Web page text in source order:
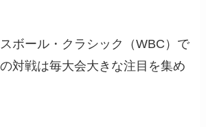
ボール・クラシック（WBC）で
対戦は毎大会大きな注目を集め